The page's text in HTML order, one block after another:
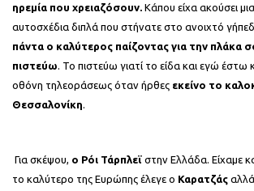
ηρεμία που χρειαζόσουν. Κάπου είχα ακούσει
αυτοσχέδια διπλά που στήνατε στο ανοιχτό
πάντα ο καλύτερος παίζοντας για την πλάκα
πιστεύω . Το πιστεύω γιατί το είδα και εγώ έστω
οθόνη τηλεοράσεως όταν ήρθες εκείνο το
Θεσσαλονίκη
Για σκέψου, ο Ρόι Τάρπλεϊ στην Ελλάδα. Είχαμε
το καλύτερο της Ευρώπης έλεγε ο Καρατζάς αλλά